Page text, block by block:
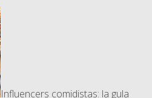
Influencers comidistas: la gula